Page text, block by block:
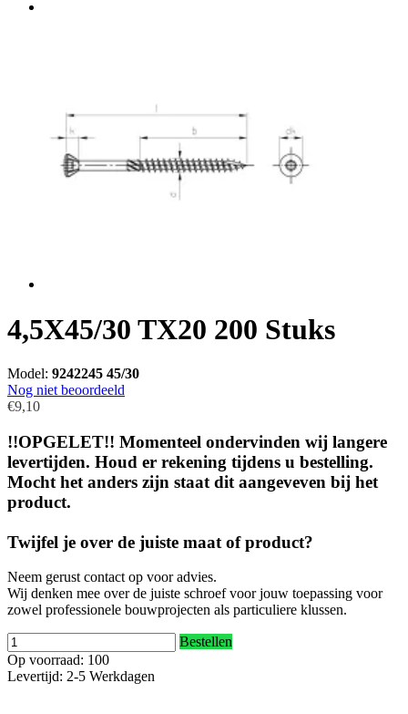
4,5X45/30 TX20 200 Stuks
Model: 9242245 45/30
Nog niet beoordeeld
€9,10
!!OPGELET!! Momenteel ondervinden wij langere
levertijden. Houd er rekening tijdens u bestelling.
Mocht het anders zijn staat dit aangeveven bij het
product.
Twijfel je over de juiste maat of product?
Neem gerust contact op voor advies.
Wij denken mee over de juiste schroef voor jouw toepassing voor
zowel professionele bouwprojecten als particuliere klussen.
Bestellen
Op voorraad: 100
Levertijd: 2-5 Werkdagen